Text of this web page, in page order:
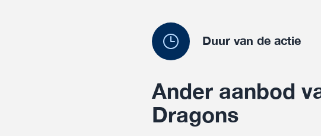
Duur van de actie
Ander aanbod
Dragons